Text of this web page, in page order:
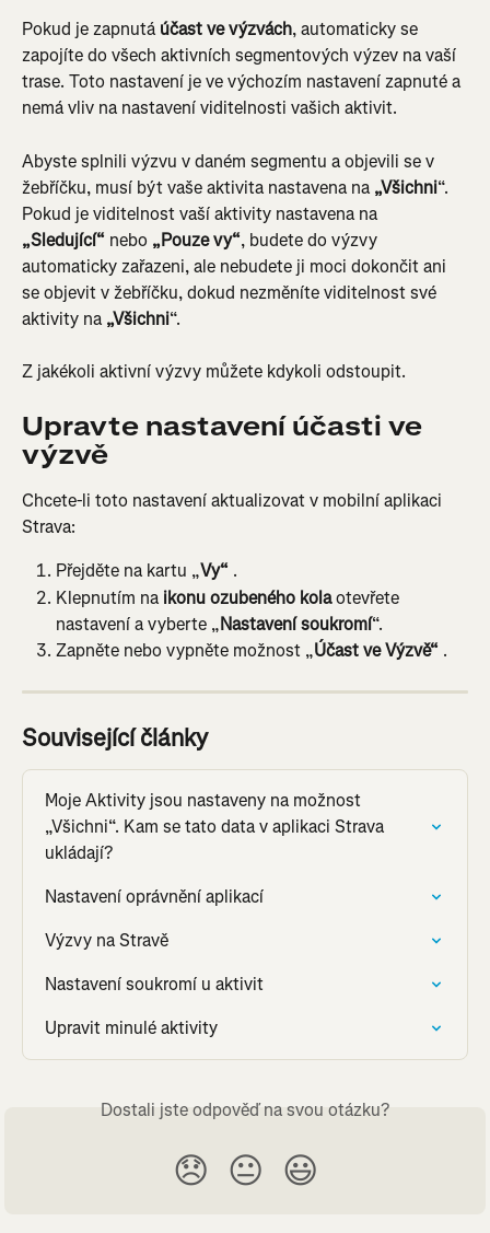
Pokud je zapnutá účast ve výzvách, automaticky se
zapojíte do všech aktivních segmentových výzev na vaší
trase. Toto nastavení je ve výchozím nastavení zapnuté a
nemá vliv na nastavení viditelnosti vašich aktivit.
Abyste splnili výzvu v daném segmentu a objevili se v
žebříčku, musí být vaše aktivita nastavena na „Všichni“.
Pokud je viditelnost vaší aktivity nastavena na
„Sledující“ nebo „Pouze vy“, budete do výzvy
automaticky zařazeni, ale nebudete ji moci dokončit ani
se objevit v žebříčku, dokud nezměníte viditelnost své
aktivity na „Všichni“.
Z jakékoli aktivní výzvy můžete kdykoli odstoupit.
Upravte nastavení účasti ve
výzvě
Chcete-li toto nastavení aktualizovat v mobilní aplikaci
Strava:
Přejděte na kartu „Vy“ .
Klepnutím na ikonu ozubeného kola otevřete
nastavení a vyberte „Nastavení soukromí“.
Zapněte nebo vypněte možnost „Účast ve Výzvě“ .
Související články
Moje Aktivity jsou nastaveny na možnost
„Všichni“. Kam se tato data v aplikaci Strava
ukládají?
Nastavení oprávnění aplikací
Výzvy na Stravě
Nastavení soukromí u aktivit
Upravit minulé aktivity
Dostali jste odpověď na svou otázku?
😞 😐 😃